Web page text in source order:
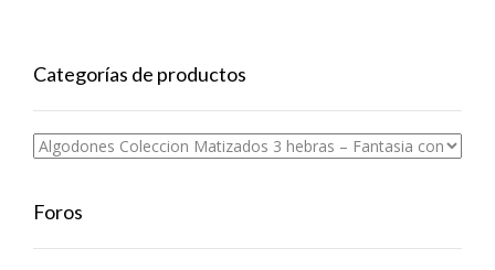
Categorías de productos
Foros